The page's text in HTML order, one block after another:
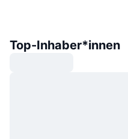
Top-Inhaber*innen